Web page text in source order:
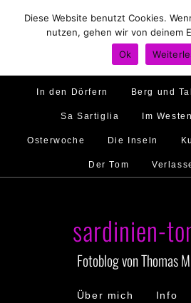
Hirtenland Traumstrände
Golfo di Orosei Im
Murales
In den Dörfern Berg und Tal
Sa Sartiglia Im Westen
Osterwoche Die Inseln
Der Tom
sardinien-
Fotoblog von Thomas
Über mich Info
Diese Website benutzt Cookies.
nutzen, gehen wir von deinem
Ok